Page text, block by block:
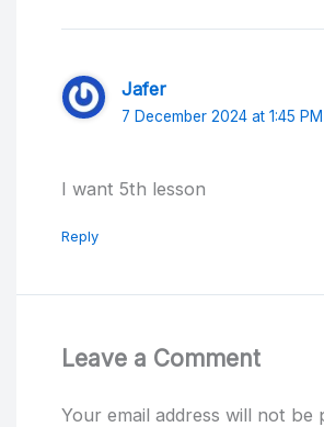
Jafer
7 December 2024 at 1:45 PM
I want 5th lesson
Reply
Leave a Comment
Your email address will not be